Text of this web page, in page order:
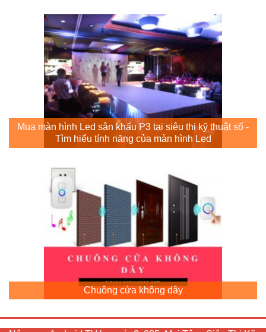
Mua màn hình Led sân khấu P3 tại siêu thị kỹ thuật số -
Tìm hiểu tính năng của màn hình Led
Chuông cửa không dây